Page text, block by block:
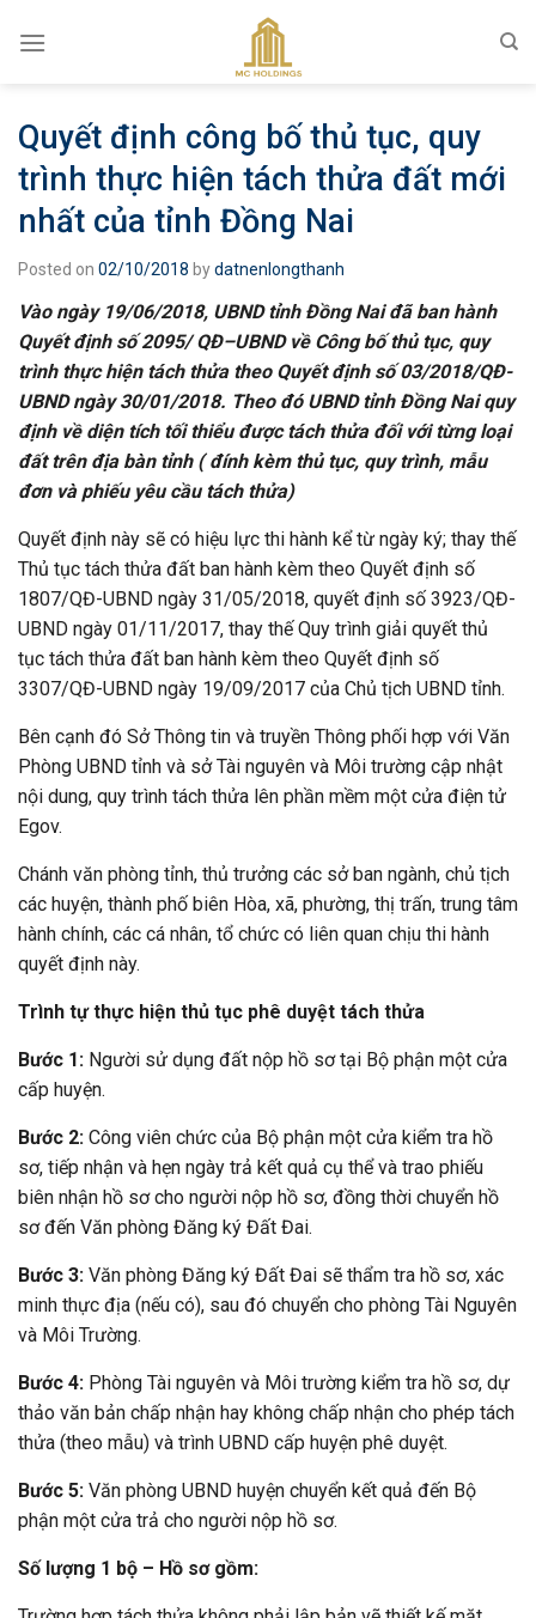
Quyết định công bố thủ tục, quy
trình thực hiện tách thửa đất mới
nhất của tỉnh Đồng Nai
Posted on 02/10/2018 bydatnenlongthanh
Vào ngày 19/06/2018, UBND tỉnh Đồng Nai đã ban hành
Quyết định số 2095/ QĐ–UBND về Công bố thủ tục, quy
trình thực hiện tách thửa theo Quyết định số 03/2018/QĐ-
UBND ngày 30/01/2018. Theo đó UBND tỉnh Đồng Nai quy
định về diện tích tối thiểu được tách thửa đối với từng loại
đất trên địa bàn tỉnh ( đính kèm thủ tục, quy trình, mẫu
đơn và phiếu yêu cầu tách thửa)
Quyết định này sẽ có hiệu lực thi hành kể từ ngày ký; thay thế
Thủ tục tách thửa đất ban hành kèm theo Quyết định số
1807/QĐ-UBND ngày 31/05/2018, quyết định số 3923/QĐ-
UBND ngày 01/11/2017, thay thế Quy trình giải quyết thủ
tục tách thửa đất ban hành kèm theo Quyết định số
3307/QĐ-UBND ngày 19/09/2017 của Chủ tịch UBND tỉnh.
Bên cạnh đó Sở Thông tin và truyền Thông phối hợp với Văn
Phòng UBND tỉnh và sở Tài nguyên và Môi trường cập nhật
nội dung, quy trình tách thửa lên phần mềm một cửa điện tử
Egov.
Chánh văn phòng tỉnh, thủ trưởng các sở ban ngành, chủ tịch
các huyện, thành phố biên Hòa, xã, phường, thị trấn, trung tâm
hành chính, các cá nhân, tổ chức có liên quan chịu thi hành
quyết định này.
Trình tự thực hiện thủ tục phê duyệt tách thửa
Bước 1: Người sử dụng đất nộp hồ sơ tại Bộ phận một cửa
cấp huyện.
Bước 2: Công viên chức của Bộ phận một cửa kiểm tra hồ
sơ, tiếp nhận và hẹn ngày trả kết quả cụ thể và trao phiếu
biên nhận hồ sơ cho người nộp hồ sơ, đồng thời chuyển hồ
sơ đến Văn phòng Đăng ký Đất Đai.
Bước 3: Văn phòng Đăng ký Đất Đai sẽ thẩm tra hồ sơ, xác
minh thực địa (nếu có), sau đó chuyển cho phòng Tài Nguyên
và Môi Trường.
Bước 4: Phòng Tài nguyên và Môi trường kiểm tra hồ sơ, dự
thảo văn bản chấp nhận hay không chấp nhận cho phép tách
thửa (theo mẫu) và trình UBND cấp huyện phê duyệt.
Bước 5: Văn phòng UBND huyện chuyển kết quả đến Bộ
phận một cửa trả cho người nộp hồ sơ.
Số lượng 1 bộ – Hồ sơ gồm: